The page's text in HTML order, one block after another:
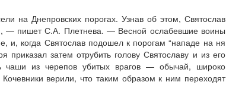
на Днепровских порогах. Узнав об этом, Святослав
— пишет С.А. Плетнева. — Весной ослабевшие воины
и, когда Святослав подошел к порогам “нападе на ня
приказал затем отрубить голову Святославу и из его
чаши из черепов убитых врагов — обычай, широко
верили, что таким образом к ним переходят